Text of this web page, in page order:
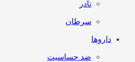
نادر
سرطان
داروها
ضد حساسیت